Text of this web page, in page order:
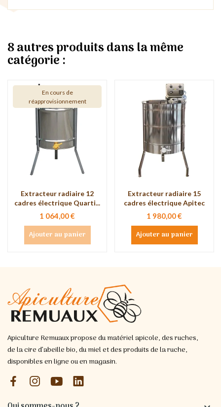
8 autres produits dans la même
catégorie :
En cours de
réapprovisionnement
Extracteur radiaire 12
cadres électrique Quarti...
1 064,00 €
Ajouter au panier
Extracteur radiaire 15
cadres électrique Apitec
1 980,00 €
Ajouter au panier
Apiculture Remuaux propose du matériel apicole, des ruches,
de la cire d’abeille bio, du miel et des produits de la ruche,
disponibles en ligne ou en magasin.